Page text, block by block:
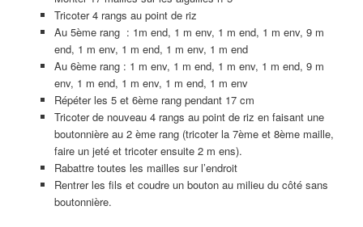
Tricoter 4 rangs au point de riz
Au 5ème rang : 1m end, 1 m env, 1 m end, 1 m env, 9 m
end, 1 m env, 1 m end, 1 m env, 1 m end
Au 6ème rang : 1 m env, 1 m end, 1 m env, 1 m end, 9 m
env, 1 m end, 1 m env, 1 m end, 1 m env
Répéter les 5 et 6ème rang pendant 17 cm
Tricoter de nouveau 4 rangs au point de riz en faisant une
boutonnière au 2 ème rang (tricoter la 7ème et 8ème maille,
faire un jeté et tricoter ensuite 2 m ens).
Rabattre toutes les mailles sur l’endroit
Rentrer les fils et coudre un bouton au milieu du côté sans
boutonnière.